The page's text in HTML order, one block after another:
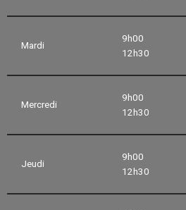
Mardi
9h00
12h30
Mercredi
9h00
12h30
Jeudi
9h00
12h30